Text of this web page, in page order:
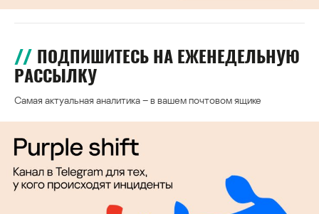
ПОДПИШИТЕСЬ НА ЕЖЕНЕДЕЛЬНУЮ
РАССЫЛКУ
Самая актуальная аналитика – в вашем почтовом ящике